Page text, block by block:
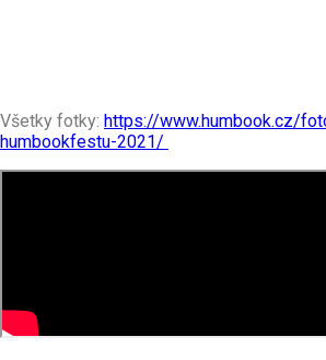
Všetky fotky: https://www.humbook.cz/
humbookfestu-2021/